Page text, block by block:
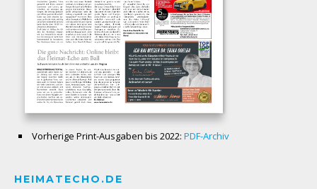
Vorherige Print-Ausgaben bis 2022: PDF-Archiv
HEIMATECHO.DE